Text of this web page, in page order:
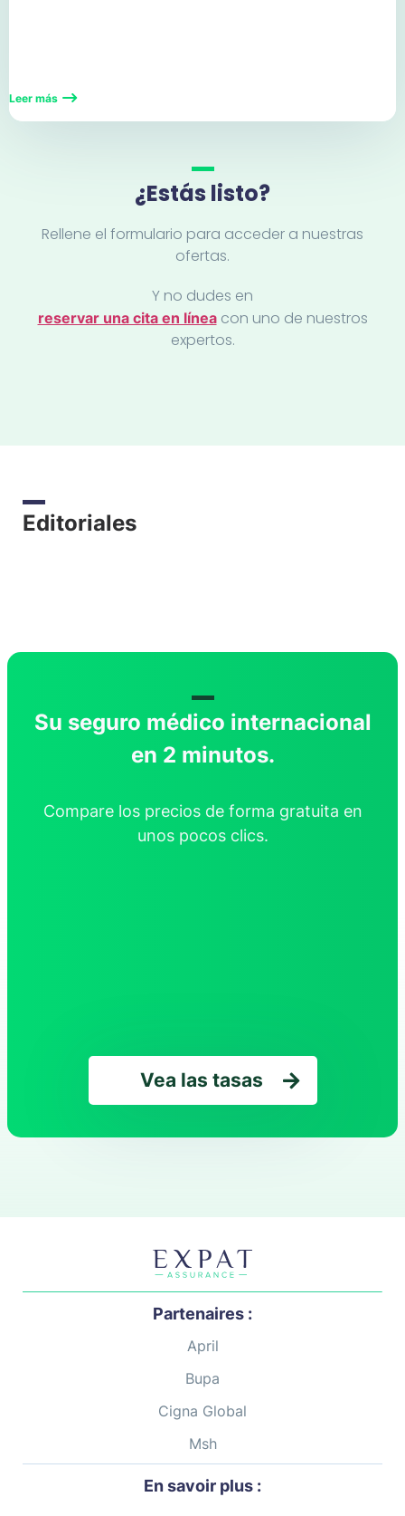
Leer más
¿Estás listo?
Rellene el formulario para acceder a nuestras
ofertas.
Y no dudes en
reservar una cita en líneacon uno de nuestros
expertos.
Editoriales
Su seguro médico internacional
en 2 minutos.
Compare los precios de forma gratuita en
unos pocos clics.
Vea las tasas
Partenaires :
April
Bupa
Cigna Global
Msh
En savoir plus :